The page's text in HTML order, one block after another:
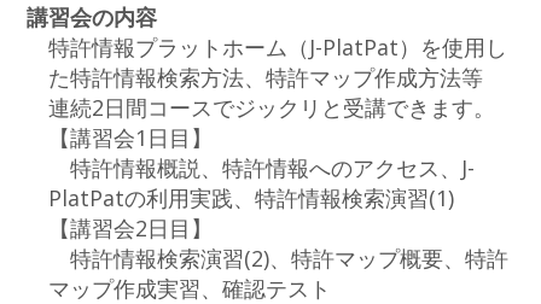
講習会の内容
特許情報プラットホーム（J-PlatPat）を使用し
た特許情報検索方法、特許マップ作成方法等
連続2日間コースでジックリと受講できます。
【講習会1日目】
特許情報概説、特許情報へのアクセス、J-
PlatPatの利用実践、特許情報検索演習(1)
【講習会2日目】
特許情報検索演習(2)、特許マップ概要、特許
マップ作成実習、確認テスト